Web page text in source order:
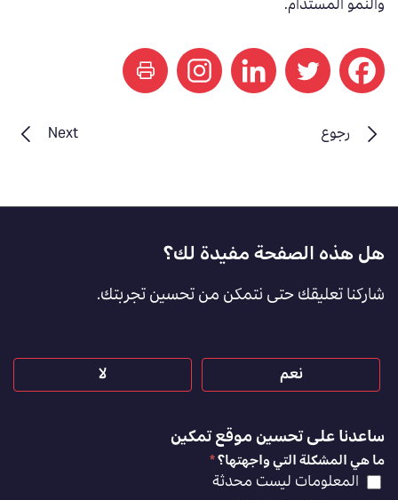
print
Next رجوع
Footer
Feedback
[AR]
هل هذه الصفحة مفيدة لك؟
شاركنا تعليقك حتى نتمكن من تحسين تجربتك.
نعم لا
ساعدنا على تحسين موقع تمكين
ما هي المشكلة التي واجهتها؟*
المعلومات ليست محدثة